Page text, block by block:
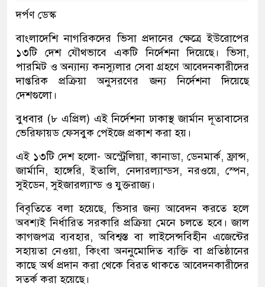
দর্পণ ডেস্ক
বাংলাদেশি নাগরিকদের ভিসা প্রদানের ক্ষেত্রে ইউরোপের
১৩টি দেশ যৌথভাবে একটি নির্দেশনা দিয়েছে। ভিসা,
পারমিট ও অন্যান্য কনস্যুলার সেবা গ্রহণে আবেদনকারীদের
দাপ্তরিক প্রক্রিয়া অনুসরণের জন্য নির্দেশনা দিয়েছে
দেশগুলো।
বুধবার (৮ এপ্রিল) এই নির্দেশনা ঢাকাস্থ জার্মান দূতাবাসের
ভেরিফায়ড ফেসবুক পেইজে প্রকাশ করা হয়।
এই ১৩টি দেশ হলো- অস্ট্রেলিয়া, কানাডা, ডেনমার্ক, ফ্রান্স,
জার্মানি, হাঙ্গেরি, ইতালি, নেদারল্যান্ডস, নরওয়ে, স্পেন,
সুইডেন, সুইজারল্যান্ড ও যুক্তরাজ্য।
বিবৃতিতে বলা হয়েছে, ভিসার জন্য আবেদন করতে হলে
অবশ্যই নির্ধারিত সরকারি প্রক্রিয়া মেনে চলতে হবে। জাল
কাগজপত্র ব্যবহার, অবিশ্বস্ত বা লাইসেন্সবিহীন এজেন্টের
সহায়তা নেওয়া, কিংবা অননুমোদিত ব্যক্তি বা প্রতিষ্ঠানের
কাছে অর্থ প্রদান করা থেকে বিরত থাকতে আবেদনকারীদের
সতর্ক করা হয়েছে।